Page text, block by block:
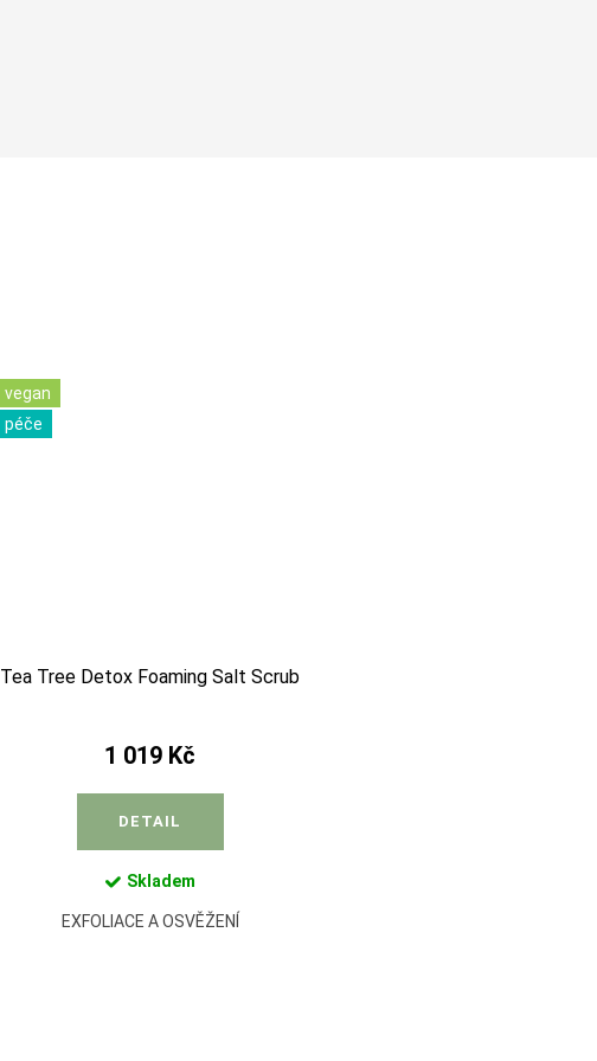
vegan
péče
Tea Tree Detox Foaming Salt Scrub
1 019 Kč
DETAIL
Skladem
EXFOLIACE A OSVĚŽENÍ